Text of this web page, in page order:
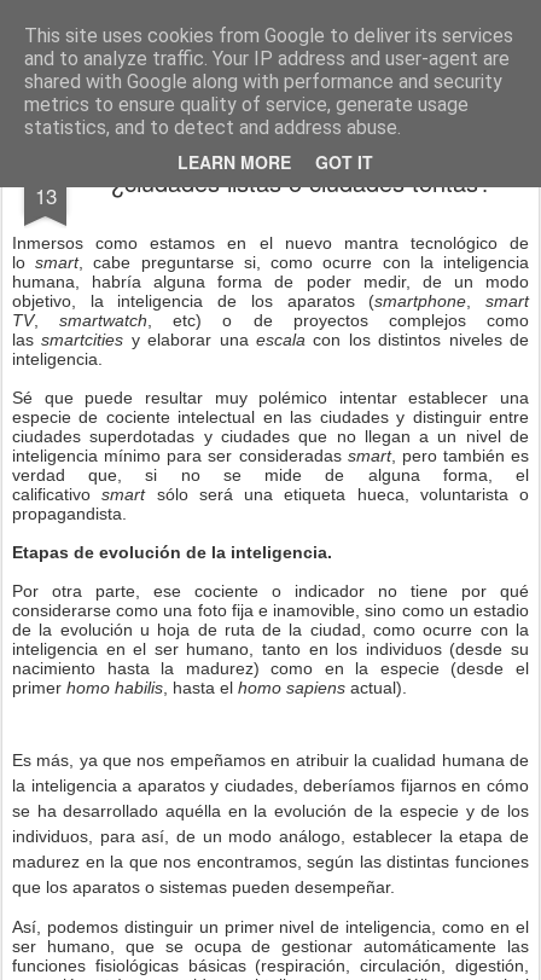
This site uses cookies from Google to deliver its services
and to analyze traffic. Your IP address and user-agent are
shared with Google along with performance and security
metrics to ensure quality of service, generate usage
statistics, and to detect and address abuse.
LEARN MORE GOT IT
menos tecnología y más pedagogía conceptos y reflexiones sobre la sociedad de la información
Pages
13 ¿ciudades listas o ciudades tontas?
Inmersos como estamos en el nuevo mantra tecnológico de
losmart, cabe preguntarse si, como ocurre con la inteligencia
humana, habría alguna forma de poder medir, de un modo
objetivo, la inteligencia de los aparatos (smartphone ,smart
TV,smartwatch , etc) o de proyectos complejos como
lassmartcities y elaborar unaescalacon los distintos niveles de
inteligencia.
Sé que puede resultar muy polémico intentar establecer una
especie de cociente intelectual en las ciudades y distinguir entre
ciudades superdotadas y ciudades que no llegan a un nivel de
inteligencia mínimo para ser consideradas smart, pero también es
verdad que, si no se mide de alguna forma, el
calificativosmart sólo será una etiqueta hueca, voluntarista o
propagandista.
Etapas de evolución de la inteligencia.
Por otra parte, ese cociente o indicador no tiene por qué
considerarse como una foto fija e inamovible, sino como un estadio
de la evolución u hoja de ruta de la ciudad, como ocurre con la
inteligencia en el ser humano, tanto en los individuos (desde su
nacimiento hasta la madurez) como en la especie (desde el
primer homo habilis , hasta el homo sapiens actual).
Es más, ya que nos empeñamos en atribuir la cualidad humana de
la inteligencia a aparatos y ciudades, deberíamos fijarnos en cómo
se ha desarrollado aquélla en la evolución de la especie y de los
individuos, para así, de un modo análogo, establecer la etapa de
madurez en la que nos encontramos, según las distintas funciones
que los aparatos o sistemas pueden desempeñar.
Así, podemos distinguir un primer nivel de inteligencia, como en el
ser humano, que se ocupa de gestionar automáticamente las
funciones fisiológicas básicas (respiración, circulación, digestión,